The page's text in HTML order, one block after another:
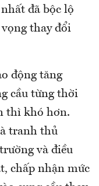
đã bộc lộ
thay đổi
động tăng
cầu từng thời
thì khó hơn.
tranh thủ
và điều
chấp nhận mức